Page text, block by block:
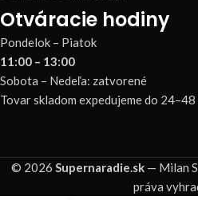
Otváracie hodiny
Pondelok – Piatok
11:00 – 13:00
Sobota – Nedeľa: zatvorené
Tovar skladom expedujeme do 24–48
© 2026 Supernaradie.sk — Milan
práva